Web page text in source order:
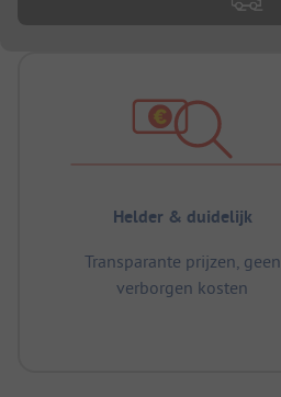
Helder & duidelijk
Transparante prijzen, geen
verborgen kosten